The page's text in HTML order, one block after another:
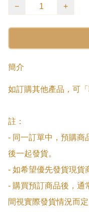
−
+
簡介
如訂購其他產品，可「
註：
- 同一訂單中，預購商
後一起發貨。
- 如希望優先發貨現貨
- 購買預訂商品後，通
間視實際發貨情況而定